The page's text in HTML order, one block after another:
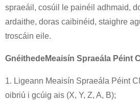
spraeáil, cosúil le painéil adhmaid,
ardaithe, doras caibinéid, staighre
troscáin eile.
GnéithedeMeaisín Spraeála Péint
1. Ligeann Meaisín Spraeála Péint
oibriú i gcúig ais (X, Y, Z, A, B);